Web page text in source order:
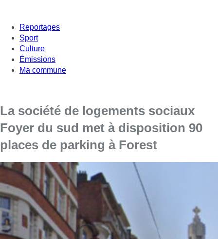
Reportages
Sport
Culture
Émissions
Ma commune
La société de logements sociaux
Foyer du sud met à disposition 90
places de parking à Forest